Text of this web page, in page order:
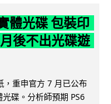
體光碟 包裝印
後不出光碟遊
，重申官方 7 月已公布
碟。分析師預期 PS6